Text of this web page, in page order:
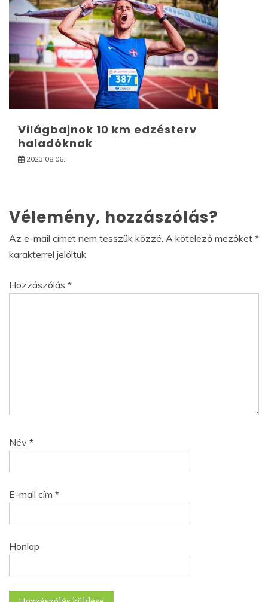
Világbajnok 10 km edzésterv
haladóknak
2023.08.06.
Vélemény, hozzászólás?
Az e-mail címet nem tesszük közzé. A kötelező mezőket *
karakterrel jelöltük
Hozzászólás *
Név *
E-mail cím *
Honlap